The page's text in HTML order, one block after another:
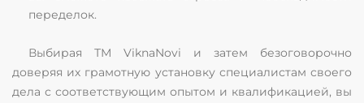
переделок.
Выбирая ТМ ViknaNovi и затем безоговорочно
доверяя их грамотную установку специалистам своего
дела с соответствующим опытом и квалификацией, вы